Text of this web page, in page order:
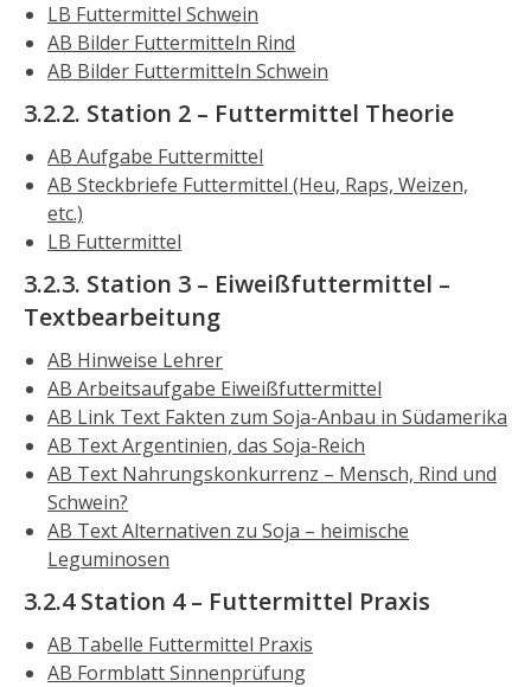
LB Futtermittel Schwein
AB Bilder Futtermitteln Rind
AB Bilder Futtermitteln Schwein
3.2.2. Station 2 – Futtermittel Theorie
AB Aufgabe Futtermittel
AB Steckbriefe Futtermittel (Heu, Raps, Weizen,
etc.)
LB Futtermittel
3.2.3. Station 3 – Eiweißfuttermittel –
Textbearbeitung
AB Hinweise Lehrer
AB Arbeitsaufgabe Eiweißfuttermittel
AB Link Text Fakten zum Soja-Anbau in Südamerika
AB Text Argentinien, das Soja-Reich
AB Text Nahrungskonkurrenz – Mensch, Rind und
Schwein?
AB Text Alternativen zu Soja – heimische
Leguminosen
3.2.4 Station 4 – Futtermittel Praxis
AB Tabelle Futtermittel Praxis
AB Formblatt Sinnenprüfung